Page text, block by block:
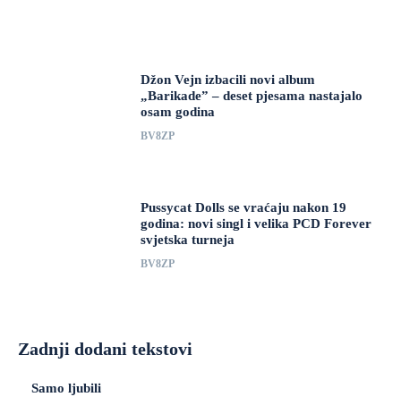
Džon Vejn izbacili novi album
„Barikade” – deset pjesama nastajalo
osam godina
BV8ZP
Pussycat Dolls se vraćaju nakon 19
godina: novi singl i velika PCD Forever
svjetska turneja
BV8ZP
Zadnji dodani tekstovi
Samo ljubili